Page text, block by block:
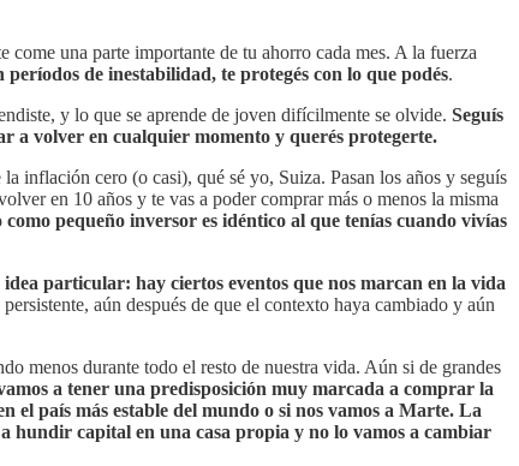
una parte importante de tu ahorro cada mes. A la fuerza
de inestabilidad, te protegés con lo que podés.
y lo que se aprende de joven difícilmente se olvide. Seguís
a volver en cualquier momento y querés protegerte.
inflación cero (o casi), qué sé yo, Suiza. Pasan los años y seguís
en 10 años y te vas a poder comprar más o menos la misma
pequeño inversor es idéntico al que tenías cuando vivías
particular: hay ciertos eventos que nos marcan en la vida
aún después de que el contexto haya cambiado y aún
menos durante todo el resto de nuestra vida. Aún si de grandes
a tener una predisposición muy marcada a comprar la
el país más estable del mundo o si nos vamos a Marte. La
hundir capital en una casa propia y no lo vamos a cambiar